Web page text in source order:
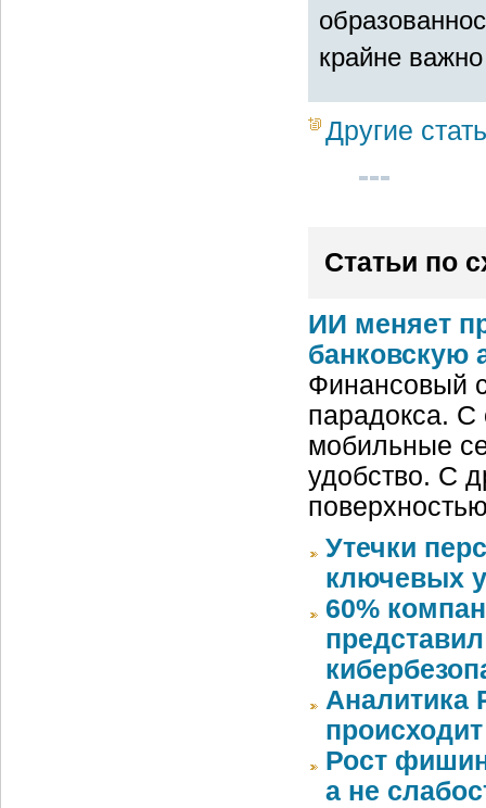
крайне
Другие
Статьи по
ИИ меняет
банковскую
Финансовый
парадокса. С
мобильные
удобство. С
Утечки
ключевых
60%
Аналитика
Рост
а не